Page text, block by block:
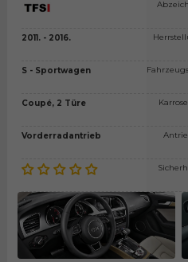
2011. - 2016.
S - Sportwagen
Coupé, 2 Türe
Vorderradantrieb